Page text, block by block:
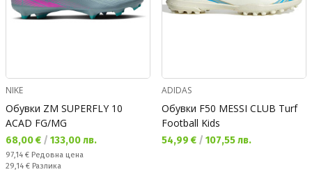
NIKE
Обувки ZM SUPERFLY 10
ACAD FG/MG
Текуща цена:
68,00 € / 133,00 лв.
Редовна цена:
97,14 € Редовна цена
Спестявате:
29,14 € Разлика
ADIDAS
Обувки F50 MESSI CLUB Turf
Football Kids
Текуща цена:
54,99 € / 107,55 лв.